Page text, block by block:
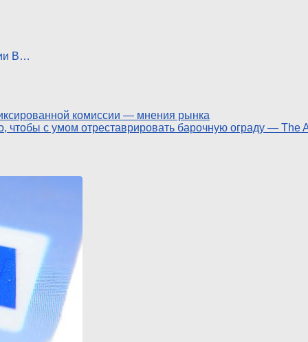
В…
комиссии — мнения рынка
чтобы с умом отреставрировать барочную ограду — The